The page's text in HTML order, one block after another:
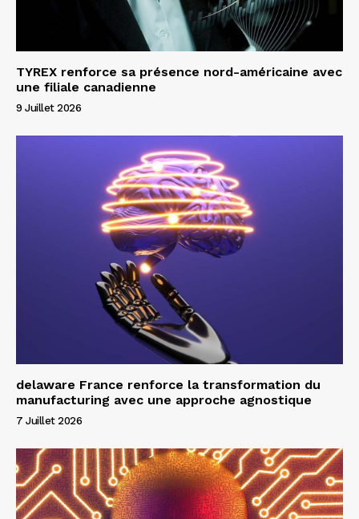
TYREX renforce sa présence nord-américaine avec
une filiale canadienne
9 Juillet 2026
delaware France renforce la transformation du
manufacturing avec une approche agnostique
7 Juillet 2026